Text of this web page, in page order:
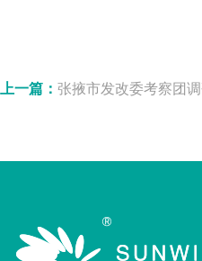
上一篇： 张掖市发改委考察团